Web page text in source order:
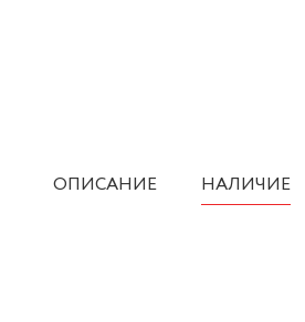
ОПИСАНИЕ НАЛИЧИЕ